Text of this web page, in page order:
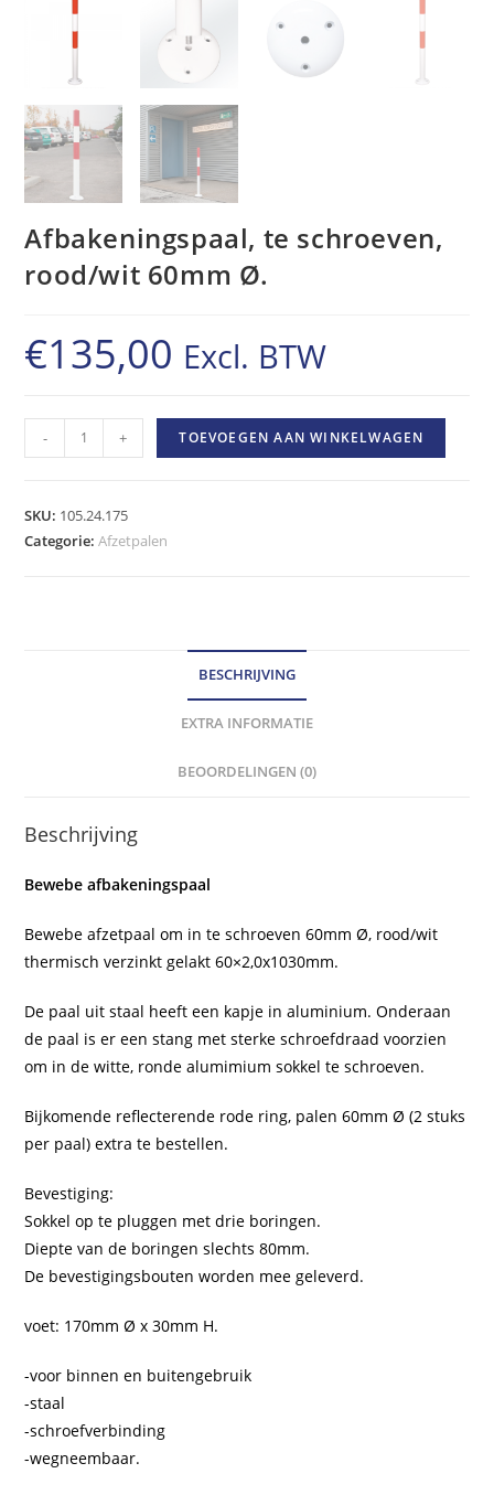
Afbakeningspaal, te schroeven,
rood/wit 60mm Ø.
€135,00 Excl. BTW
Afbakeningspaal,
te
rood/wit
60mm
- + TOEVOEGEN AAN WINKELWAGEN
SKU: 105.24.175
Categorie:Afzetpalen
BESCHRIJVING
EXTRA INFORMATIE
BEOORDELINGEN (0)
Beschrijving
Bewebe afbakeningspaal
Bewebe afzetpaal om in te schroeven 60mm Ø, rood/wit
thermisch verzinkt gelakt 60×2,0x1030mm.
De paal uit staal heeft een kapje in aluminium. Onderaan
de paal is er een stang met sterke schroefdraad voorzien
om in de witte, ronde alumimium sokkel te schroeven.
Bijkomende reflecterende rode ring, palen 60mm Ø (2 stuks
per paal) extra te bestellen.
Bevestiging:
Sokkel op te pluggen met drie boringen.
Diepte van de boringen slechts 80mm.
De bevestigingsbouten worden mee geleverd.
voet: 170mm Ø x 30mm H.
-voor binnen en buitengebruik
-staal
-schroefverbinding
-wegneembaar.